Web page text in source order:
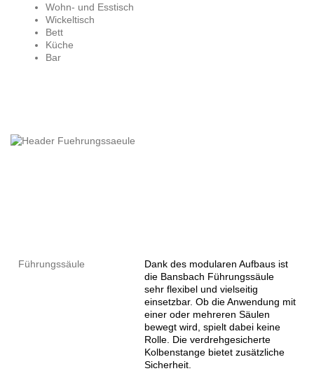
Wohn- und Esstisch
Wickeltisch
Bett
Küche
Bar
Führungssäule
Dank des modularen Aufbaus ist
die Bansbach Führungssäule
sehr flexibel und vielseitig
einsetzbar. Ob die Anwendung mit
einer oder mehreren Säulen
bewegt wird, spielt dabei keine
Rolle. Die verdrehgesicherte
Kolbenstange bietet zusätzliche
Sicherheit.